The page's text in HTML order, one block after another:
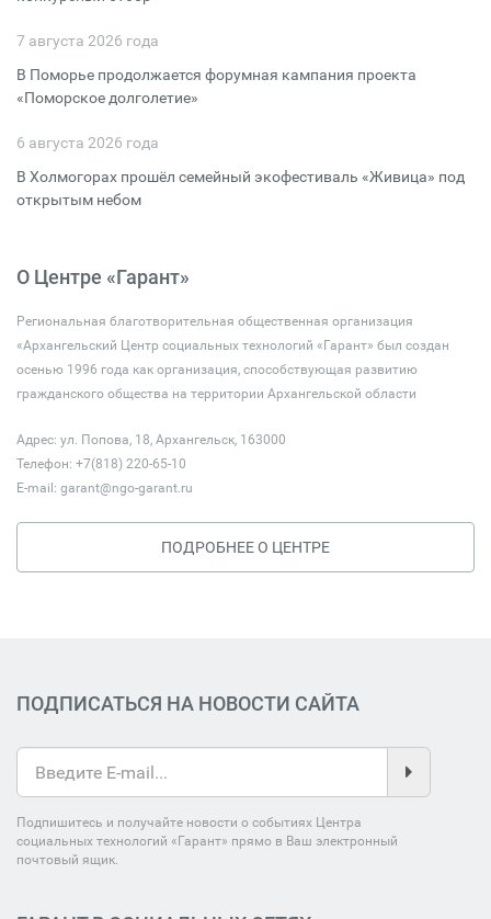
7 августа 2026 года
В Поморье продолжается форумная кампания проекта
«Поморское долголетие»
6 августа 2026 года
В Холмогорах прошёл семейный экофестиваль «Живица» под
открытым небом
О Центре «Гарант»
Региональная благотворительная общественная организация
«Архангельский Центр социальных технологий «Гарант» был создан
осенью 1996 года как организация, способствующая развитию
гражданского общества на территории Архангельской области
Адрес: ул. Попова, 18, Архангельск, 163000
Телефон: +7(818) 220-65-10
E-mail: garant@ngo-garant.ru
ПОДРОБНЕЕ О ЦЕНТРЕ
ПОДПИСАТЬСЯ НА НОВОСТИ САЙТА
Подпишитесь и получайте новости о событиях Центра
социальных технологий «Гарант» прямо в Ваш электронный
почтовый ящик.